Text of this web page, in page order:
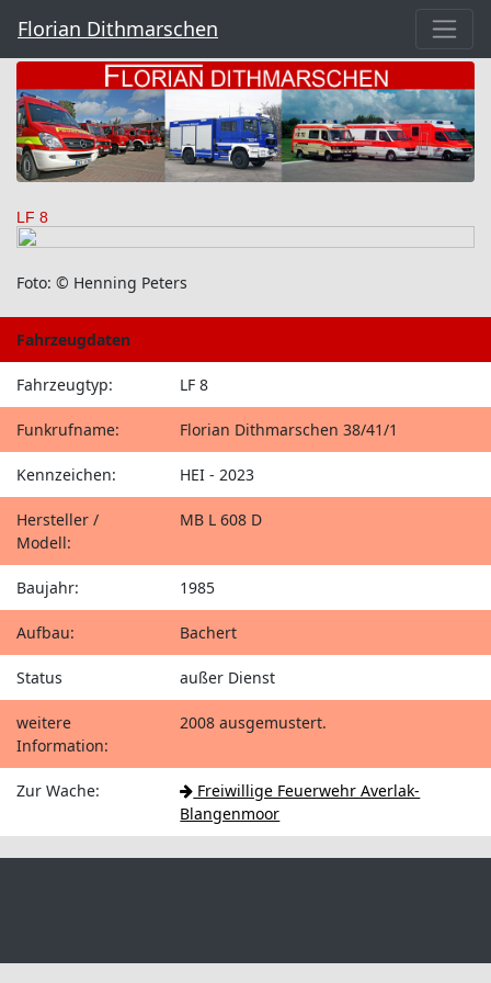
Florian Dithmarschen
LF 8
Foto: © Henning Peters
Fahrzeugdaten
Fahrzeugtyp: LF 8
Funkrufname: Florian Dithmarschen 38/41/1
Kennzeichen: HEI - 2023
Hersteller /
Modell:
MB L 608 D
Baujahr: 1985
Aufbau: Bachert
Status außer Dienst
weitere
Information:
2008 ausgemustert.
Zur Wache:
Freiwillige Feuerwehr Averlak-
Blangenmoor